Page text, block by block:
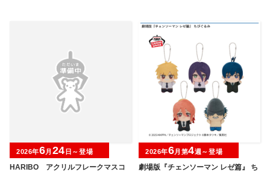
HARIBO アクリルフレークマスコ
2026年6月 24 日～登場
劇場版『チェンソーマン レゼ篇』 ち
2026年6月第4週～登場